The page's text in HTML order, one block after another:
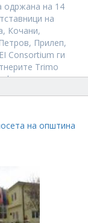
одржана на 14
на
Кочани,
Прилеп,
Consortium ги
Trimo
претставници на
на општина